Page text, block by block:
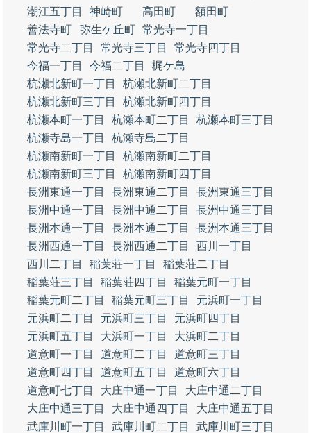
潮江五丁目
神崎町 高田町
額田町
善法寺町
弥生ケ丘町 常光寺一丁目
常光寺二丁目
常光寺三丁目
常光寺四丁目
今福一丁目
今福二丁目
梶ケ島
杭瀬北新町一丁目
杭瀬北新町二丁目
杭瀬北新町三丁目
杭瀬北新町四丁目
杭瀬本町一丁目
杭瀬本町二丁目
杭瀬本町三丁目
杭瀬寺島一丁目
杭瀬寺島二丁目
杭瀬南新町一丁目
杭瀬南新町二丁目
杭瀬南新町三丁目
杭瀬南新町四丁目
長洲東通一丁目
長洲東通二丁目
長洲東通三丁目
長洲中通一丁目
長洲中通二丁目
長洲中通三丁目
長洲本通一丁目
長洲本通二丁目
長洲本通三丁目
長洲西通一丁目
長洲西通二丁目
西川一丁目
西川二丁目
稲葉荘一丁目
稲葉荘二丁目
稲葉荘三丁目
稲葉荘四丁目
稲葉元町一丁目
稲葉元町二丁目
稲葉元町三丁目
元浜町一丁目
元浜町二丁目
元浜町三丁目
元浜町四丁目
元浜町五丁目
大浜町一丁目
大浜町二丁目
道意町一丁目
道意町二丁目
道意町三丁目
道意町四丁目
道意町五丁目
道意町六丁目
道意町七丁目
大庄中通一丁目
大庄中通二丁目
大庄中通三丁目
大庄中通四丁目
大庄中通五丁目
武庫川町一丁目
武庫川町二丁目
武庫川町三丁目